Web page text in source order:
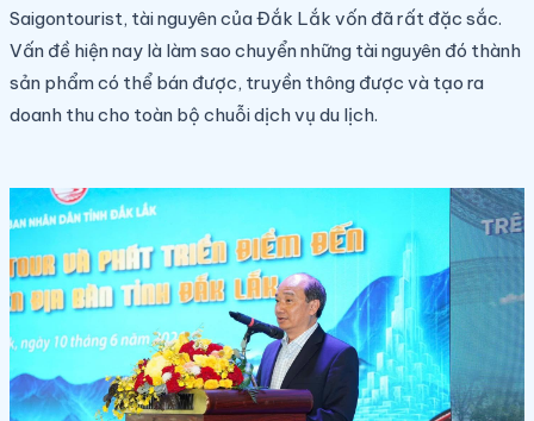
Saigontourist, tài nguyên của Đắk Lắk vốn đã rất đặc sắc.
Vấn đề hiện nay là làm sao chuyển những tài nguyên đó thành
sản phẩm có thể bán được, truyền thông được và tạo ra
doanh thu cho toàn bộ chuỗi dịch vụ du lịch.